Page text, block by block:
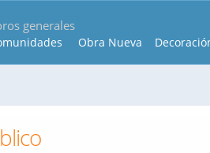
generales
Obra Nueva